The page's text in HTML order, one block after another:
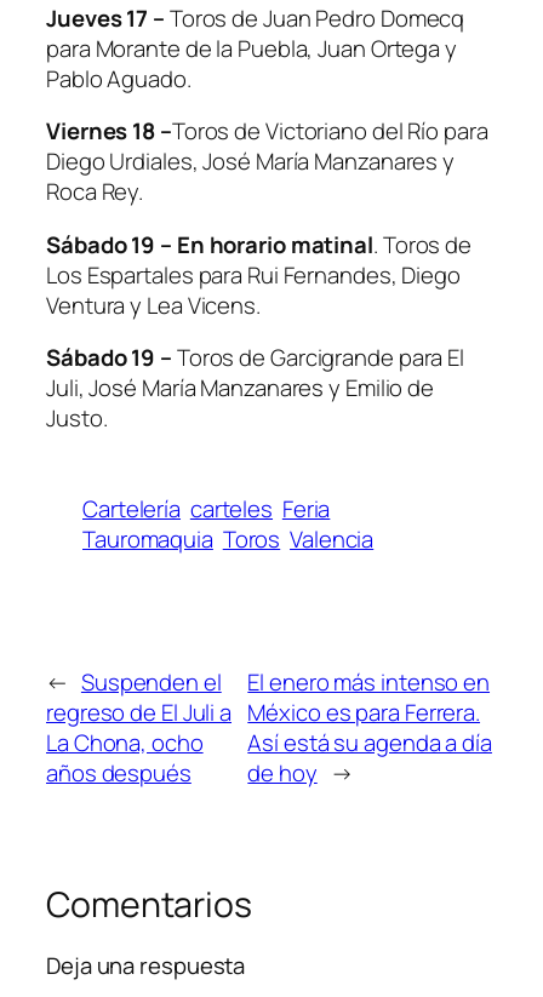
Jueves 17 –Toros de Juan Pedro Domecq
para Morante de la Puebla, Juan Ortega y
Pablo Aguado.
Viernes 18 –Toros de Victoriano del Río para
Diego Urdiales, José María Manzanares y
Roca Rey.
Sábado 19 – En horario matinal. Toros de
Los Espartales para Rui Fernandes, Diego
Ventura y Lea Vicens.
Sábado 19 –Toros de Garcigrande para El
Juli, José María Manzanares y Emilio de
Justo.
Cartelería carteles Feria
Tauromaquia Toros Valencia
← Suspenden el
regreso de El Juli a
La Chona, ocho
años después
El enero más intenso en
México es para Ferrera.
Así está su agenda a día
de hoy →
Comentarios
Deja una respuesta